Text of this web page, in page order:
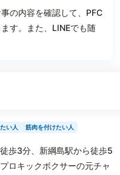
の内容を確認して、PFC
す。また、LINEでも随
い人 筋肉を付けたい人
歩3分、新綱島駅から徒歩5
ロキックボクサーの元チャ